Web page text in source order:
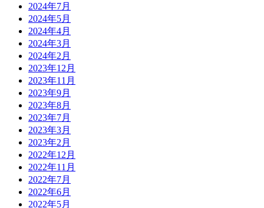
2024年7月
2024年5月
2024年4月
2024年3月
2024年2月
2023年12月
2023年11月
2023年9月
2023年8月
2023年7月
2023年3月
2023年2月
2022年12月
2022年11月
2022年7月
2022年6月
2022年5月